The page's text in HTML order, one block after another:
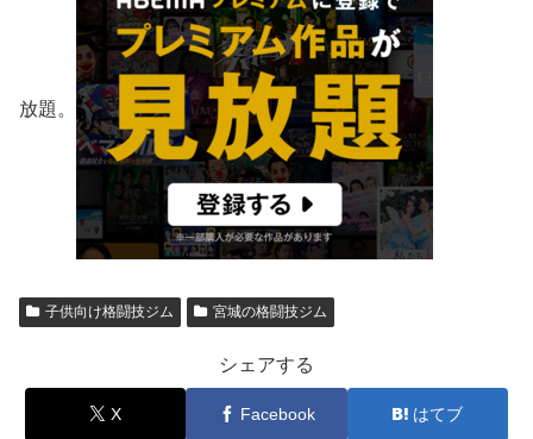
放題。
子供向け格闘技ジム 宮城の格闘技ジム
シェアする
X Facebook はてブ